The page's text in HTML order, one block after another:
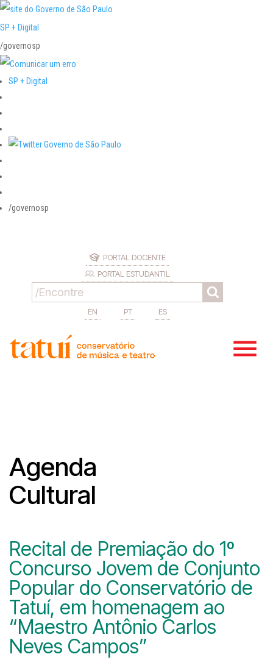
SP + Digital
/governosp
SP + Digital
/governosp
PORTAL DOCENTE
PORTAL ESTUDANTIL
EN PT ES
Agenda
Cultural
Recital de Premiação do 1º
Concurso Jovem de Conjunto
Popular do Conservatório de
Tatuí, em homenagem ao
“Maestro Antônio Carlos
Neves Campos”